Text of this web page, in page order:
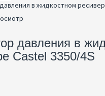
давления в
Castel 3350/4S